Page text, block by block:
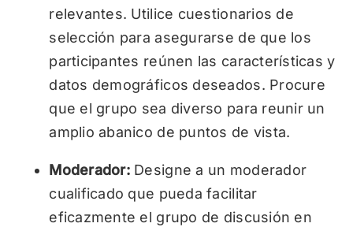
relevantes. Utilice cuestionarios de
selección para asegurarse de que los
participantes reúnen las características y
datos demográficos deseados. Procure
que el grupo sea diverso para reunir un
amplio abanico de puntos de vista.
Moderador:Designe a un moderador
cualificado que pueda facilitar
eficazmente el grupo de discusión en